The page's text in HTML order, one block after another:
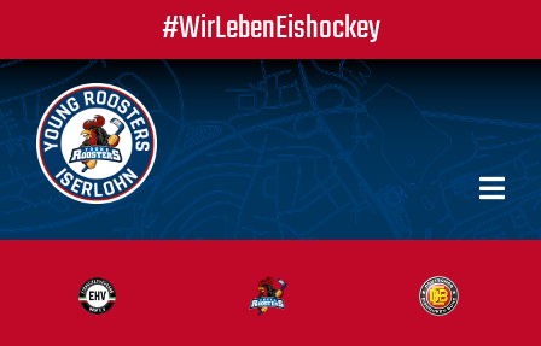
#WirLebenEishockey